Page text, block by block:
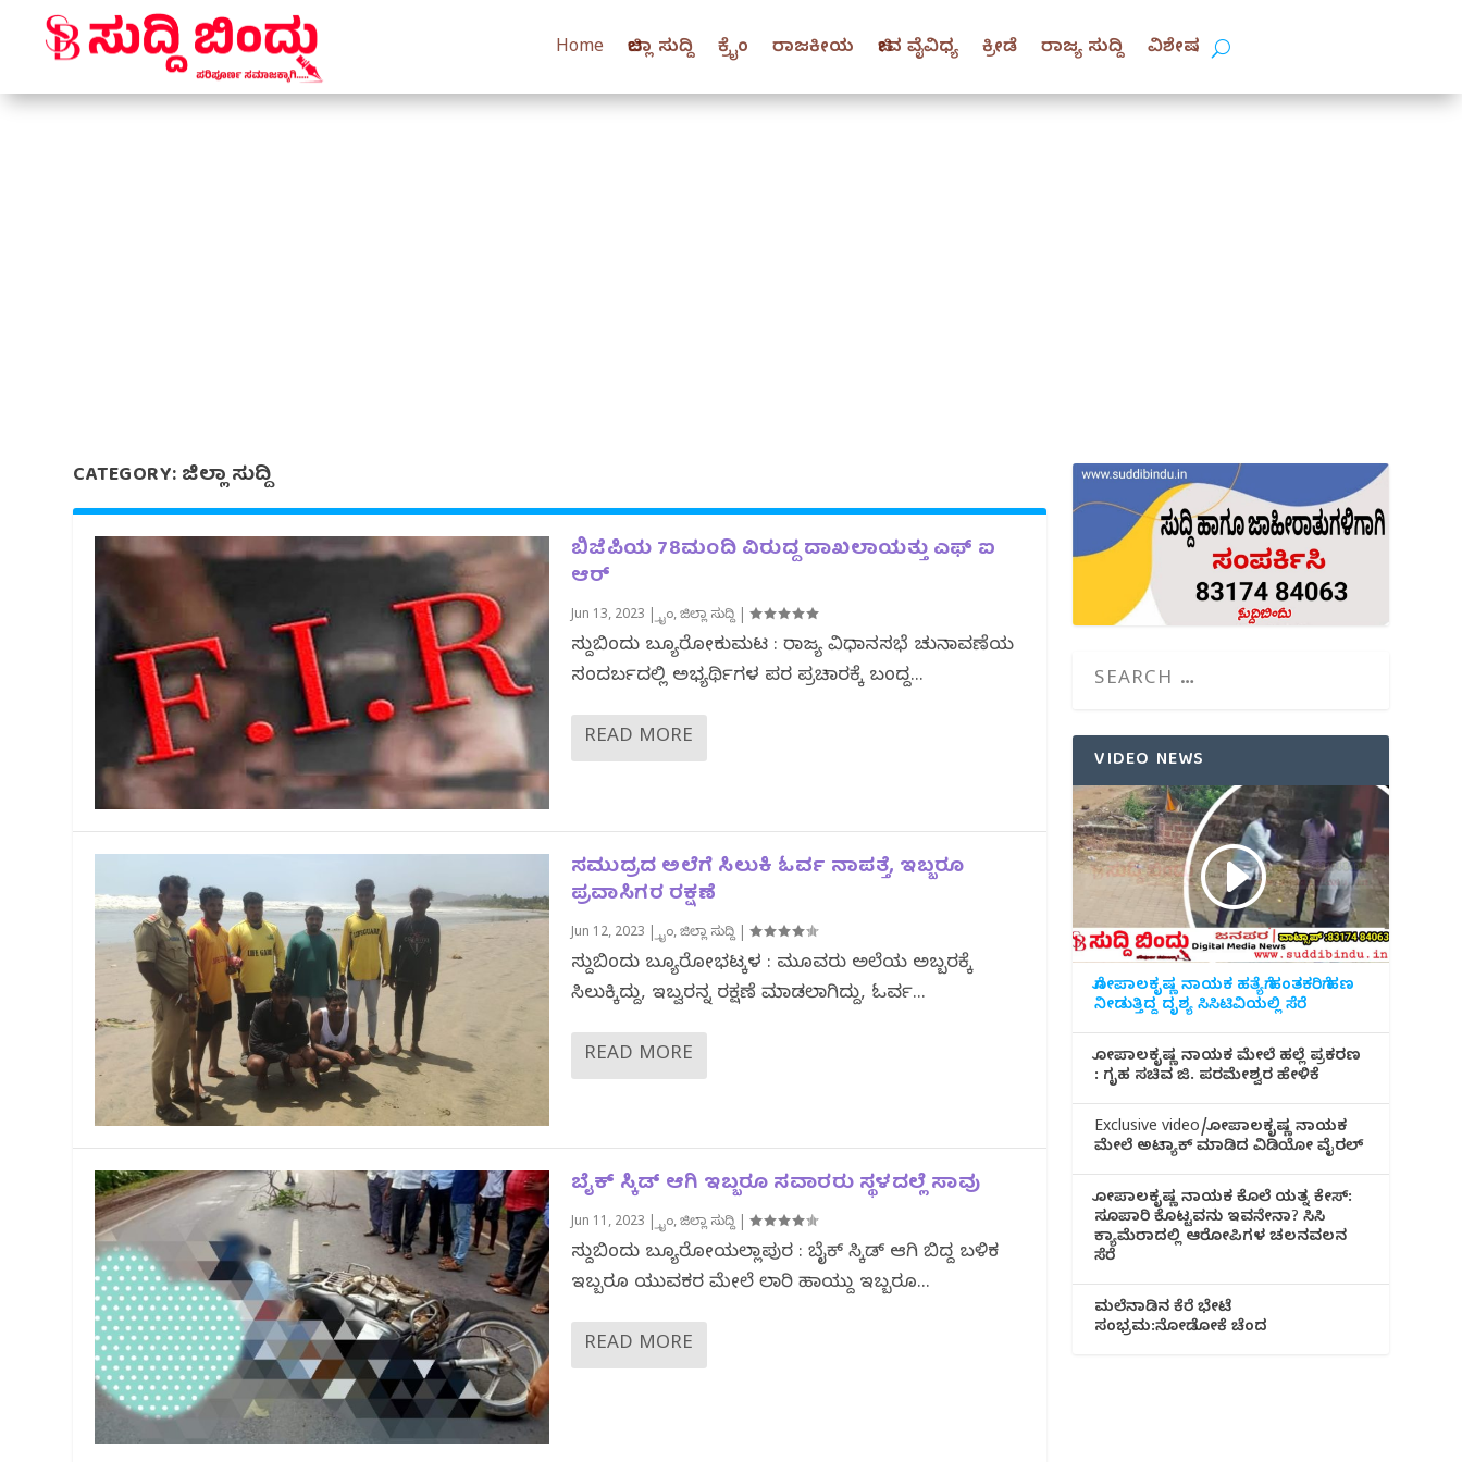
Home ಜಿಲ್ಲಾ ಸುದ್ದಿ ಕ್ರೈಂ ರಾಜಕೀಯ ಜೀವ ವೈವಿಧ್ಯ ಕ್ರೀಡೆ ರಾಜ್ಯ ಸುದ್ದಿ ವಿಶೇಷ
CATEGORY:ಜಿಲ್ಲಾ ಸುದ್ದಿ
ಬಿಜೆಪಿಯ 78ಮಂದಿ ವಿರುದ್ದ ದಾಖಲಾಯತ್ತು ಎಫ್ ಐ
ಆರ್
Jun 13, 2023 |ಕ್ರೈಂ,ಜಿಲ್ಲಾ ಸುದ್ದಿ|
ಸುದ್ದಿಬಿಂದು ಬ್ಯೂರೋಕುಮಟ : ರಾಜ್ಯ ವಿಧಾನಸಭೆ ಚುನಾವಣೆಯ
ಸಂದರ್ಬದಲ್ಲಿ ಅಭ್ಯರ್ಥಿಗಳ ಪರ ಪ್ರಚಾರಕ್ಕೆ ಬಂದಿದ್ದ...
READ MORE
ಸಮುದ್ರದ ಅಲೆಗೆ ಸಿಲುಕಿ ಓರ್ವ ನಾಪತ್ತೆ, ಇಬ್ಬರೂ
ಪ್ರವಾಸಿಗರ ರಕ್ಷಣೆ
Jun 12, 2023 ಕ್ರೈಂ,ಜಿಲ್ಲಾ ಸುದ್ದಿ|
ಸುದ್ದಿಬಿಂದು ಬ್ಯೂರೋಭಟ್ಕಳ : ಮೂವರು ಅಲೆಯ ಅಬ್ಬರಕ್ಕೆ
ಸಿಲುಕ್ಕಿದ್ದು, ಇಬ್ವರನ್ನ ರಕ್ಷಣೆ ಮಾಡಲಾಗಿದ್ದು, ಓರ್ವ...
READ MORE
ಬೈಕ್ ಸ್ಕಿಡ್ ಆಗಿ ಇಬ್ಬರೂ ಸವಾರರು ಸ್ಥಳದಲ್ಲೆ ಸಾವು
Jun 11, 2023 |ಕ್ರೈಂ,ಜಿಲ್ಲಾ ಸುದ್ದಿ|
ಸುದ್ದಿಬಿಂದು ಬ್ಯೂರೋಯಲ್ಲಾಪುರ : ಬೈಕ್ ಸ್ಕಿಡ್ ಆಗಿ ಬಿದ್ದ ಬಳಿಕ
ಇಬ್ಬರೂ ಯುವಕರ ಮೇಲೆ ಲಾರಿ ಹಾಯ್ದು ಇಬ್ಬರೂ...
READ MORE
VIDEO NEWS
ಗೋಪಾಲಕೃಷ್ಣ ನಾಯಕ ಹತ್ಯೆಗೆ ಹಂತಕರಿಗೆ ಹಣ
ನೀಡುತ್ತಿದ್ದ ದೃಶ್ಯ ಸಿಸಿಟಿವಿಯಲ್ಲಿ ಸೆರೆ
ಗೋಪಾಲಕೃಷ್ಣ ನಾಯಕ ಮೇಲೆ ಹಲ್ಲೆ ಪ್ರಕರಣ
: ಗೃಹ ಸಚಿವ ಜಿ. ಪರಮೇಶ್ವರ ಹೇಳಿಕೆ
Exclusive video/ಗೋಪಾಲಕೃಷ್ಣ ನಾಯಕ
ಮೇಲೆ ಅಟ್ಯಾಕ್ ಮಾಡಿದ ವಿಡಿಯೋ ವೈರಲ್
ಗೋಪಾಲಕೃಷ್ಣ ನಾಯಕ ಕೊಲೆ ಯತ್ನ ಕೇಸ್:
ಸೂಪಾರಿ ಕೊಟ್ಟವನು ಇವನೇನಾ? ಸಿಸಿ
ಕ್ಯಾಮೆರಾದಲ್ಲಿ ಆರೋಪಿಗಳ ಚಲನವಲನ
ಸೆರೆ
ಮಲೆನಾಡಿ‌ನ ಕೆರೆ ಭೇಟೆ
ಸಂಭ್ರಮ:ನೋಡೋಕೆ ಚೆಂದ